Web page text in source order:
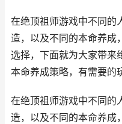
在绝顶祖师游戏中不同的
造，以及不同的本命养成
选择，下面就为大家带来
本命养成策略，有需要的
在绝顶祖师游戏中不同的
造，以及不同的本命养成